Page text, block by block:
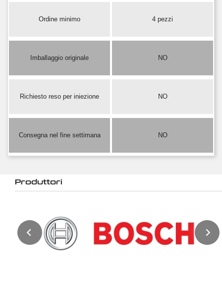
Ordine minimo 4 pezzi
Imballaggio originale NO
Richiesto reso per iniezione NO
Consegna nel fine settimana NO
Produttori